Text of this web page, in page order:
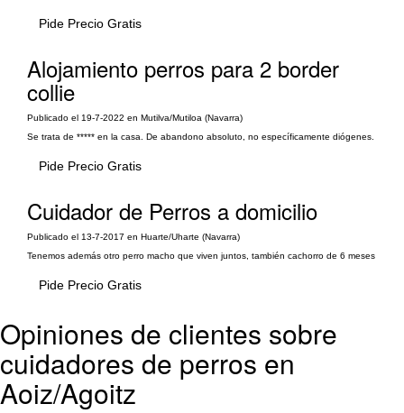
Pide Precio Gratis
Alojamiento perros para 2 border
collie
Publicado el 19-7-2022 en Mutilva/Mutiloa (Navarra)
Se trata de ***** en la casa. De abandono absoluto, no específicamente diógenes.
Pide Precio Gratis
Cuidador de Perros a domicilio
Publicado el 13-7-2017 en Huarte/Uharte (Navarra)
Tenemos además otro perro macho que viven juntos, también cachorro de 6 meses
Pide Precio Gratis
Opiniones de clientes sobre
cuidadores de perros en
Aoiz/Agoitz